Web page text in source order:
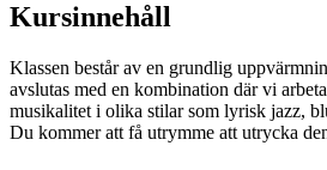
Kursinnehåll
Klassen består av en grundlig
avslutas med en kombination där vi
musikalitet i olika stilar som lyrisk jazz,
Du kommer att få utrymme att utrycka